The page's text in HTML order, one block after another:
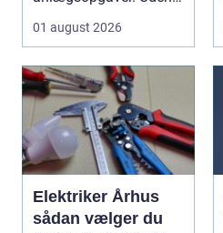
et solidt og korrekt
udført ...
01 august 2026
Elektriker Århus
sådan vælger du